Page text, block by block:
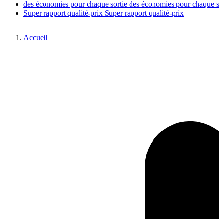
des économies pour chaque sortie des économies pour chaque
Super rapport qualité-prix Super rapport qualité-prix
Accueil